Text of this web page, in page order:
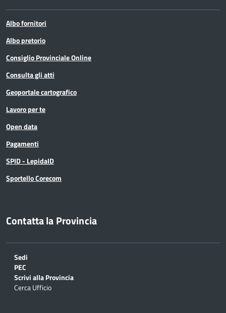
Albo fornitori
Albo pretorio
Consiglio Provinciale Online
Consulta gli atti
Geoportale cartografico
Lavoro per te
Open data
Pagamenti
SPID - LepidaID
Sportello Corecom
Contatta la Provincia
Sedi
PEC
Scrivi alla Provincia
Cerca Ufficio